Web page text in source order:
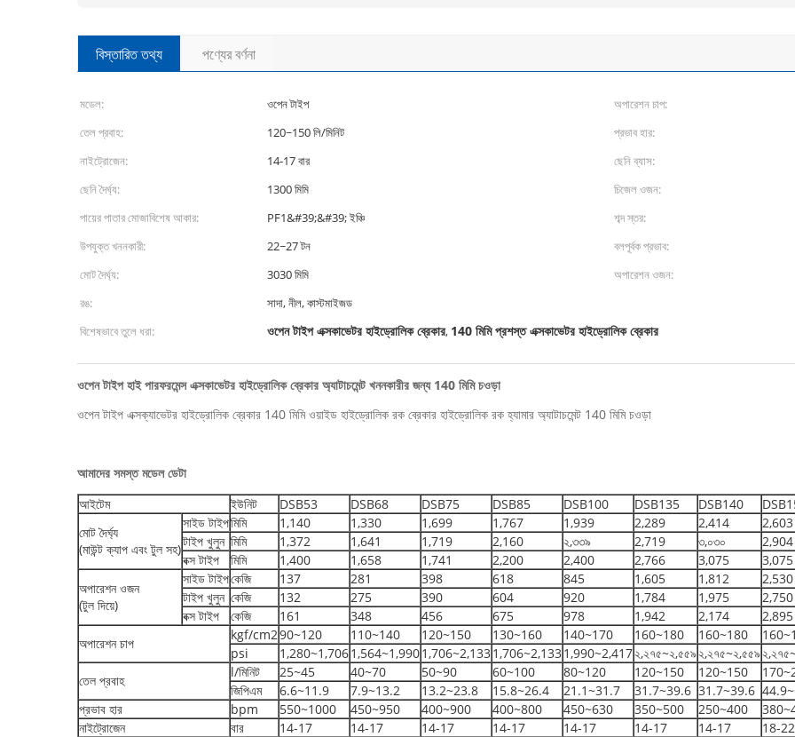
বিস্তারিত তথ্য পণ্যের বর্ণনা
মডেল: ওপেন টাইপ অপারেশন চাপ:
তেল প্রবাহ:
120~150 লি/মিনিট প্রভাব হার:
নাইট্রোজেন:
14-17 বার ছেনি ব্যাস:
ছেনি দৈর্ঘ্য:
1300 মিমি চিজেল ওজন:
পায়ের পাতার মোজাবিশেষ আকার:
PF1&#39;&#39; ইঞ্চি শব্দ স্তর:
উপযুক্ত খননকারী:
22~27 টন বলপূর্বক প্রভাব:
মোট দৈর্ঘ্য:
3030 মিমি অপারেশন ওজন:
রঙ:
সাদা, নীল, কাস্টমাইজড
বিশেষভাবে তুলে ধরা:
ওপেন টাইপ এক্সকাভেটর হাইড্রোলিক ব্রেকার, 140 মিমি প্রশস্ত এক্সকাভেটর হাইড্রোলিক ব্রেকার
ওপেন টাইপ হাই পারফরমেন্স এক্সকাভেটর হাইড্রোলিক ব্রেকার অ্যাটাচমেন্ট খননকারীর জন্য 140 মিমি চওড়া
ওপেন টাইপ এক্সক্যাভেটর হাইড্রোলিক ব্রেকার 140 মিমি ওয়াইড হাইড্রোলিক রক ব্রেকার হাইড্রোলিক রক হ্যামার অ্যাটাচমেন্ট 140 মিমি চওড়া
আমাদের সমস্ত মডেল ডেটা
আইটেম
ইউনিট DSB53 DSB68 DSB75 DSB85 DSB100 DSB135 DSB140
মোট দৈর্ঘ্য
(মাউন্ট ক্যাপ এবং টুল সহ)
সাইড টাইপমিমি 1,140 1,330 1,699 1,767 1,939 2,289 2,414 2,603
টাইপ খুলুন মিমি 1,372 1,641 1,719 2,160 ২,৩৩৯ 2,719 ৩,০৩০ 2,904
বক্স টাইপ
মিমি 1,400 1,658 1,741 2,200 2,400 2,766 3,075 3,075
অপারেশন ওজন
(টুল দিয়ে)
সাইড টাইপকেজি 137 281 398 618 845 1,605 1,812 2,530
টাইপ খুলুন কেজি 132 275 390 604 920 1,784 1,975 2,750
বক্স টাইপ
কেজি 161 348 456 675 978 1,942 2,174 2,895
অপারেশন চাপ
kgf/cm290~120 110~140 120~150 130~160 140~170 160~180 160~180
psi
1,280~1,7061,564~1,9901,706~2,1331,706~2,1331,990~2,417২,২৭৫~২,৫৫৯২,২৭৫~২,৫৫৯
তেল প্রবাহ
l/মিনিট 25~45 40~70 50~90 60~100 80~120 120~150 120~150
জিপিএম
6.6~11.9 7.9~13.2 13.2~23.8 15.8~26.4 21.1~31.7 31.7~39.6 31.7~39.6
প্রভাব হার
bpm 550~1000 450~950 400~900 400~800 450~630 350~500 250~400
নাইট্রোজেন
বার 14-17 14-17 14-17 14-17 14-17 14-17 14-17 18-22